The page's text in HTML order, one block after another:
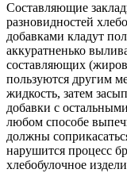
Составляющие
разновидностей
добавками кладут
аккуратненько
составляющих
пользуются другим
жидкость, затем
добавки с
любом способе
должны
нарушится процесс
хлебобулочное